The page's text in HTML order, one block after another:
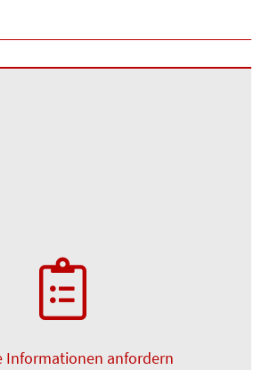
Informationen anfordern